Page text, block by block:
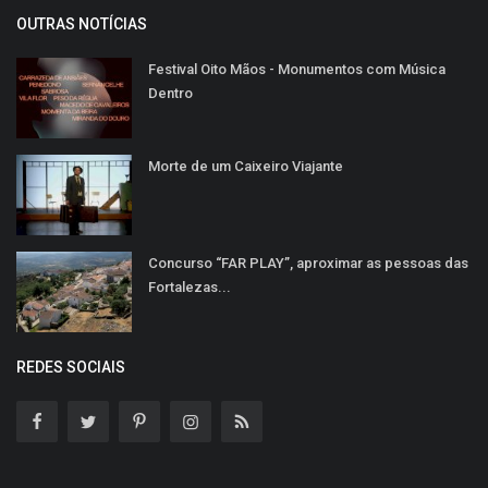
OUTRAS NOTÍCIAS
Festival Oito Mãos - Monumentos com Música
Dentro
Morte de um Caixeiro Viajante
Concurso “FAR PLAY”, aproximar as pessoas das
Fortalezas...
REDES SOCIAIS